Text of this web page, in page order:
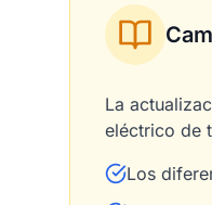
La
eléctrico de
Los